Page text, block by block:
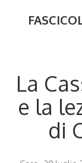
La
e la
di